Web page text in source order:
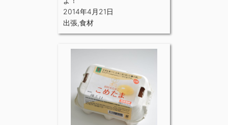
2014年4月21日
出張,食材